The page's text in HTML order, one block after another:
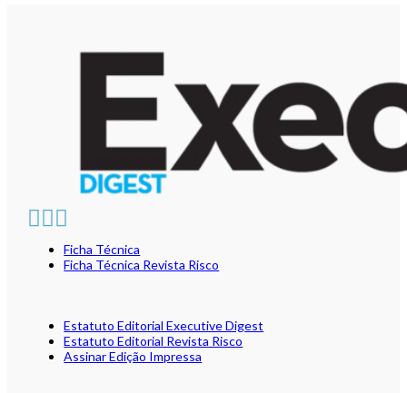
Ficha Técnica
Ficha Técnica Revista Risco
Estatuto Editorial Executive Digest
Estatuto Editorial Revista Risco
Assinar Edição Impressa